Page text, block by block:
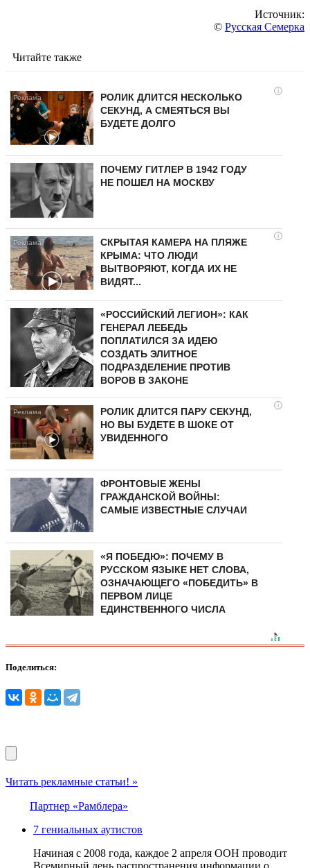
Источник:
© Русская Семерка
Читайте также
i
РОЛИК ДЛИТСЯ НЕСКОЛЬКО
СЕКУНД, А СМЕЯТЬСЯ ВЫ
БУДЕТЕ ДОЛГО
ПОЧЕМУ ГИТЛЕР В 1942 ГОДУ
НЕ ПОШЕЛ НА МОСКВУ
i
СКРЫТАЯ КАМЕРА НА ПЛЯЖЕ
КРЫМА: ЧТО ЛЮДИ
ВЫТВОРЯЮТ, КОГДА ИХ НЕ
ВИДЯТ...
«РОССИЙСКИЙ ЛЕГИОН»: КАК
ГЕНЕРАЛ ЛЕБЕДЬ
ПОПЛАТИЛСЯ ЗА ИДЕЮ
СОЗДАТЬ ЭЛИТНОЕ
ПОДРАЗДЕЛЕНИЕ ПРОТИВ
ВОРОВ В ЗАКОНЕ
i
РОЛИК ДЛИТСЯ ПАРУ СЕКУНД,
НО ВЫ БУДЕТЕ В ШОКЕ ОТ
УВИДЕННОГО
ФРОНТОВЫЕ ЖЕНЫ
ГРАЖДАНСКОЙ ВОЙНЫ:
САМЫЕ ИЗВЕСТНЫЕ СЛУЧАИ
«Я ПОБЕДЮ»: ПОЧЕМУ В
РУССКОМ ЯЗЫКЕ НЕТ СЛОВА,
ОЗНАЧАЮЩЕГО «ПОБЕДИТЬ» В
ПЕРВОМ ЛИЦЕ
ЕДИНСТВЕННОГО ЧИСЛА
Поделиться:
Читать рекламные статьи! »
Партнер «Рамблера»
7 гениальных аутистов
Начиная с 2008 года, каждое 2 апреля ООН проводит
Всемирный день распространения информации о